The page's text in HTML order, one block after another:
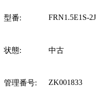
型番: FRN1.5E1S-2J
状態: 中古
管理番号: ZK001833